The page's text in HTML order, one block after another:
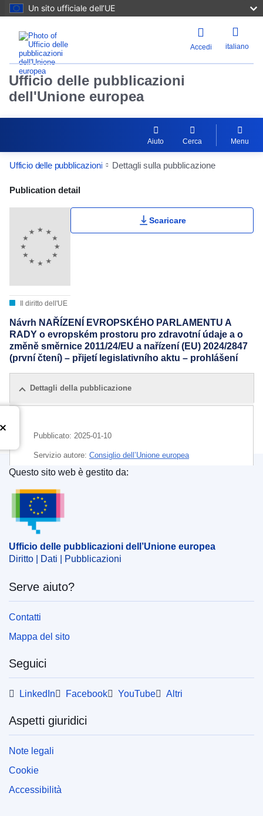
Un sito ufficiale dell’UE
Accedi italiano
Ufficio delle pubblicazioni
dell'Unione europea
Aiuto Cerca Menu
Ufficio delle pubblicazioni Dettagli sulla pubblicazione
Publication Detail Actions Portlet
Publication detail
Il diritto dell'UE
Scaricare
Návrh NAŘÍZENÍ EVROPSKÉHO PARLAMENTU A
RADY o evropském prostoru pro zdravotní údaje a o
změně směrnice 2011/24/EU a nařízení (EU) 2024/2847
(první čtení) – přijetí legislativního aktu – prohlášení
Dettagli della pubblicazione
Pubblicato: 2025-01-10
Servizio autore: Consiglio dell’Unione europea
IMMC : ST 5142 2025 ADD 1
Ufficio delle pubblicazioni dell’Unione europea
Questo sito web è gestito da:
Ufficio delle pubblicazioni dell’Unione europea
Diritto | Dati | Pubblicazioni
Serve aiuto?
Contatti
Mappa del sito
Seguici
LinkedIn Facebook YouTube Altri
Aspetti giuridici
Note legali
Cookie
Accessibilità